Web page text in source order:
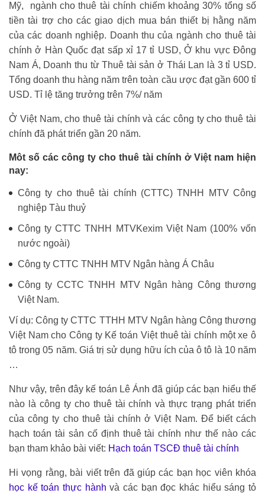
Mỹ, ngành cho thuê tài chính chiếm khoảng 30% tổng số
tiền tài trợ cho các giao dịch mua bán thiết bị hằng năm
của các doanh nghiệp. Doanh thu của ngành cho thuê tài
chính ở Hàn Quốc đạt sấp xỉ 17 tỉ USD, Ở khu vực Đông
Nam Á, Doanh thu từ Thuê tài sản ở Thái Lan là 3 tỉ USD.
Tổng doanh thu hàng năm trên toàn cầu ược đạt gần 600 tỉ
USD. Tỉ lệ tăng trưởng trên 7%/ năm
Ở Việt Nam, cho thuê tài chính và các công ty cho thuê tài
chính đã phát triển gần 20 năm.
Môt số các công ty cho thuê tài chính ở Việt nam hiện
nay:
Công ty cho thuê tài chính (CTTC) TNHH MTV Công
nghiệp Tàu thuỷ
Công ty CTTC TNHH MTVKexim Việt Nam (100% vốn
nước ngoài)
Công ty CTTC TNHH MTV Ngân hàng Á Châu
Công ty CCTC TNHH MTV Ngân hàng Công thương
Việt Nam.
Ví dụ: Công ty CTTC TTHH MTV Ngân hàng Công thương
Việt Nam cho Công ty Kế toán Việt thuê tài chính một xe ô
tô trong 05 năm. Giá trị sử dụng hữu ích của ô tô là 10 năm
…
Như vậy, trên đây kế toán Lê Ánh đã giúp các bạn hiểu thế
nào là công ty cho thuê tài chính và thực trạng phát triển
của công ty cho thuê tài chính ở Việt Nam. Để biết cách
hạch toán tài sản cố định thuê tài chính như thế nào các
bạn tham khảo bài viết: Hạch toán TSCĐ thuê tài chính
Hi vọng rằng, bài viết trên đã giúp các bạn học viên khóa
học kế toán thực hành và các bạn đọc khác hiểu sáng tỏ